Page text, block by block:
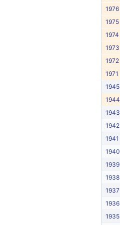
1976
1975
1974
1973
1972
1971
1945
1944
1943
1942
1941
1940
1939
1938
1937
1936
1935